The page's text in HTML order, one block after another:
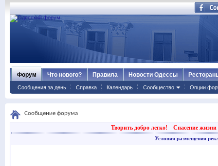
Форум
Сообщения за день Справка Календарь Сообщество Опции
Что нового? Правила Новости Одессы
Сообщение форума
Творить добро легко! Спасение жизни
Условия размещения